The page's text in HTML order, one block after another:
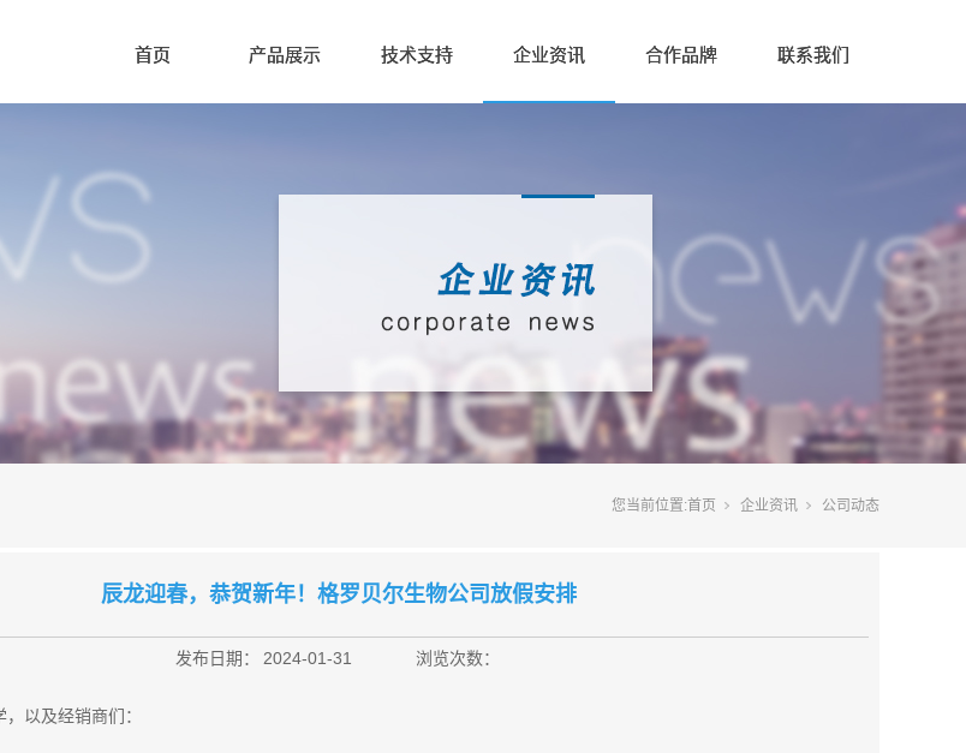
首页 产品展示 技术支持 企业资讯 合作品牌 联系我们
您当前位置:首页 企业资讯 公司动态
辰龙迎春，恭贺新年！格罗贝尔生物公司放假安排
发布日期： 2024-01-31 浏览次数：
以及经销商们：